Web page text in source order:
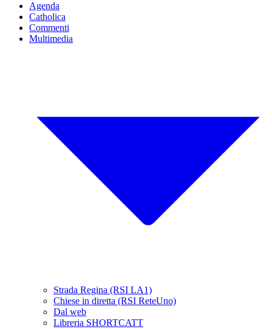
Agenda
Catholica
Commenti
Multimedia
Strada Regina (RSI LA1)
Chiese in diretta (RSI ReteUno)
Dal web
Libreria SHORTCATT